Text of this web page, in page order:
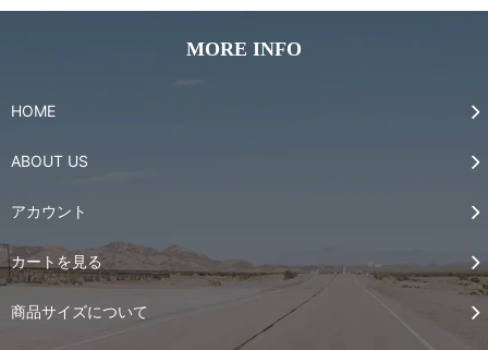
MORE INFO
HOME
ABOUT US
アカウント
カートを見る
商品サイズについて